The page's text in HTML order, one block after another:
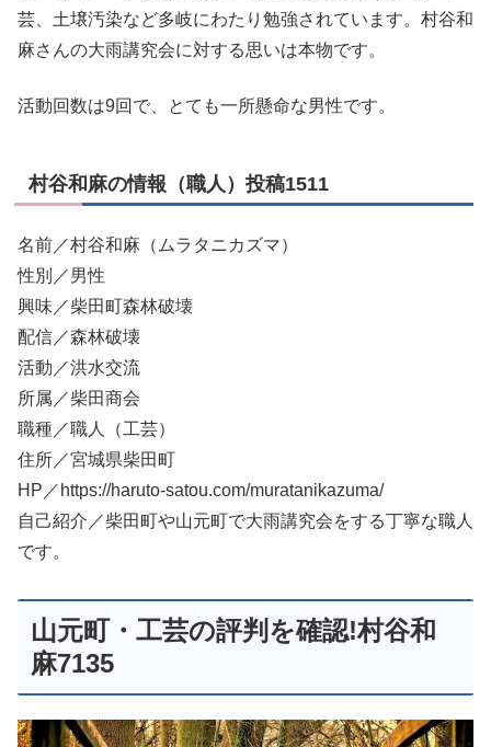
芸、土壌汚染など多岐にわたり勉強されています。村谷和
麻さんの大雨講究会に対する思いは本物です。
活動回数は9回で、とても一所懸命な男性です。
村谷和麻の情報（職人）投稿1511
名前／村谷和麻（ムラタニカズマ）
性別／男性
興味／柴田町森林破壊
配信／森林破壊
活動／洪水交流
所属／柴田商会
職種／職人（工芸）
住所／宮城県柴田町
HP／https://haruto-satou.com/muratanikazuma/
自己紹介／柴田町や山元町で大雨講究会をする丁寧な職人
です。
山元町・工芸の評判を確認!村谷和
麻7135